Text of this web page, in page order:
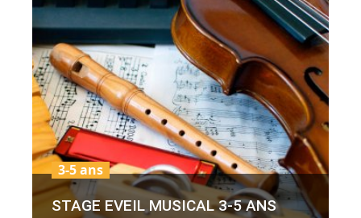
STAGE EVEIL MUSICAL 3-5 ANS
3-5 ans